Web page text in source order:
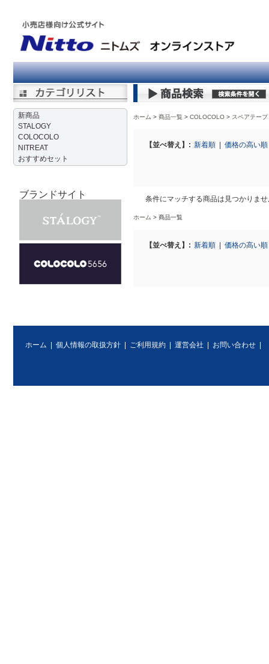
新商品
STALOGY
COLOCOLO
NITREAT
おすすめセット
ブランドサイト
ホーム 商品一覧 COLOCOLO > スペアテープ
【並べ替え】: 新着順 価格の高い順
条件にマッチする商品は見つかりま
ホーム 商品一覧
【並べ替え】: 新着順 価格の高い順
ホーム 個人情報の取扱方針 ご利用規約 運営会社 お問い合わせ